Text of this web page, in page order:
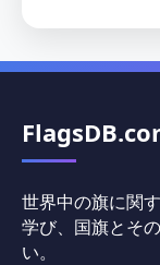
世界中の旗に関
学び、国旗とそ
い。